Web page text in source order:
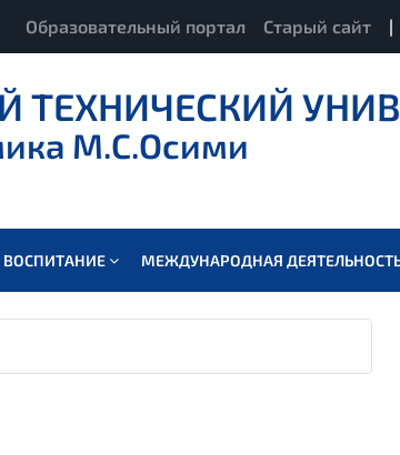
Образовательный портал Старый сайт |
ТЕХНИЧЕСКИЙ
М.С.Осими
ВОСПИТАНИЕ МЕЖДУНАРОДНАЯ